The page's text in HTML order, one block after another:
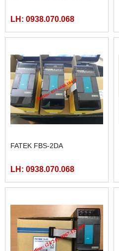
LH: 0938.070.068
FATEK FBS-2DA
LH: 0938.070.068